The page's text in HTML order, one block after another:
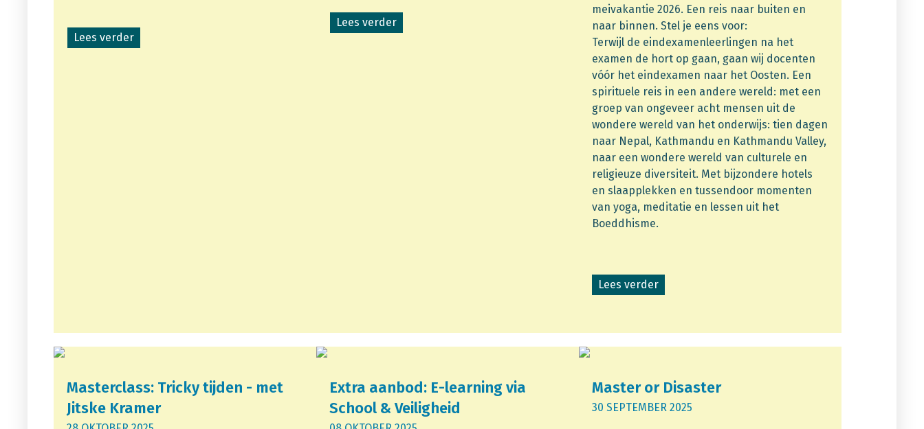
Lees verder
Lees verder
meivakantie 2026. Een reis naar buiten en
naar binnen. Stel je eens voor:
Terwijl de eindexamenleerlingen na het
examen de hort op gaan, gaan wij docenten
vóór het eindexamen naar het Oosten. Een
spirituele reis in een andere wereld: met een
groep van ongeveer acht mensen uit de
wondere wereld van het onderwijs: tien dagen
naar Nepal, Kathmandu en Kathmandu Valley,
naar een wondere wereld van culturele en
religieuze diversiteit. Met bijzondere hotels
en slaapplekken en tussendoor momenten
van yoga, meditatie en lessen uit het
Boeddhisme.
Lees verder
Masterclass: Tricky tijden - met
Jitske Kramer
Extra aanbod: E-learning via
School & Veiligheid
Master or Disaster
30 SEPTEMBER 2025